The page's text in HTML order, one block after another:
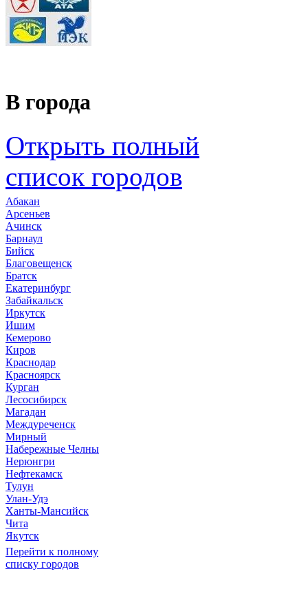
В города
Открыть полный
список городов
Абакан
Арсеньев
Ачинск
Барнаул
Бийск
Благовещенск
Братск
Екатеринбург
Забайкальск
Иркутск
Ишим
Кемерово
Киров
Краснодар
Красноярск
Курган
Лесосибирск
Магадан
Междуреченск
Мирный
Набережные Челны
Нерюнгри
Нефтекамск
Тулун
Улан-Удэ
Ханты-Мансийск
Чита
Якутск
Перейти к полному
списку городов